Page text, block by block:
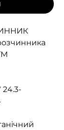
24.3-